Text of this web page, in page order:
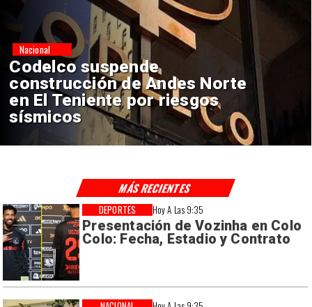
Codelco suspende
construcción de Andes Norte
en El Teniente por riesgos
sísmicos
Nacional
Hoy A Las 9:35
Presentación de Vozinha en Colo
Colo: Fecha, Estadio y Contrato
DEPORTES
MÁS RECIENTES